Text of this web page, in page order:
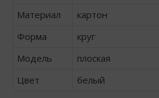
Материал
картон
Форма
круг
Модель
плоская
Цвет
белый